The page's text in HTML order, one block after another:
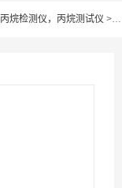
丙烷检测仪，丙烷测试仪 > 便携式多功能丙烷检测仪，丙烷测试仪